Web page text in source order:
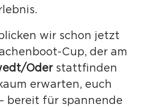
wir schon jetzt
Cup, der am
Oderstattfinden
erwarten, euch
bereit für spannende